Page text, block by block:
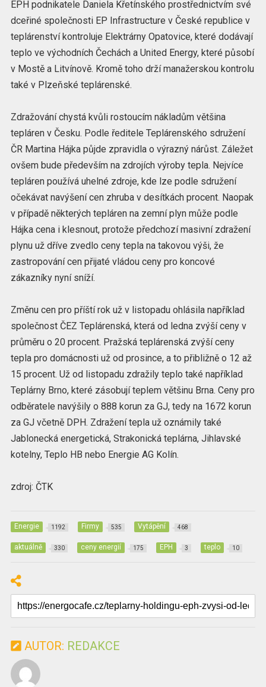
EPH podnikatele Daniela Křetínského prostřednictvím své
dceřiné společnosti EP Infrastructure v České republice v
teplárenství kontroluje Elektrárny Opatovice, které dodávají
teplo ve východních Čechách a United Energy, které působí
v Mostě a Litvínově. Kromě toho drží manažerskou kontrolu
také v Plzeňské teplárenské.
Zdražování chystá kvůli rostoucím nákladům většina
tepláren v Česku. Podle ředitele Teplárenského sdružení
ČR Martina Hájka půjde zpravidla o výrazný nárůst. Záležet
ovšem bude především na zdrojích výroby tepla. Nejvíce
tepláren používá uhelné zdroje, kde lze podle sdružení
očekávat navýšení cen zhruba v desítkách procent. Naopak
v případě některých tepláren na zemní plyn může podle
Hájka cena i klesnout, protože předchozí masivní zdražení
plynu už dříve zvedlo ceny tepla na takovou výši, že
zastropování cen přijaté vládou ceny pro koncové
zákazníky nyní sníží.
Změnu cen pro příští rok už v listopadu ohlásila například
společnost ČEZ Teplárenská, která od ledna zvýší ceny v
průměru o 20 procent. Pražská teplárenská zvýší ceny
tepla pro domácnosti už od prosince, a to přibližně o 12 až
15 procent. Už od listopadu zdražily teplo také například
Teplárny Brno, které zásobují teplem většinu Brna. Ceny pro
odběratele navýšily o 888 korun za GJ, tedy na 1672 korun
za GJ včetně DPH. Zdražení tepla už oznámily také
Jablonecká energetická, Strakonická teplárna, Jihlavské
kotelny, Teplo HB nebo Energie AG Kolín.
zdroj: ČTK
Energie 1192 Firmy 535 Vytápění 468
aktuálně 330 ceny energií 175 EPH 3 teplo 10
AUTOR: REDAKCE